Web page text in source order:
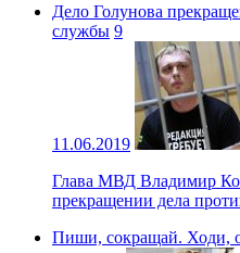
Дело Голунова
службы 9
11.06.2019
Глава МВД Владимир
прекращении дела
Пиши, сокращай. Ходи,